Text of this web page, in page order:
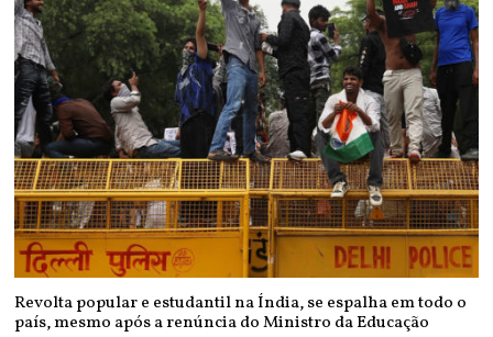
Revolta popular e estudantil na Índia, se espalha em todo o
país, mesmo após a renúncia do Ministro da Educação